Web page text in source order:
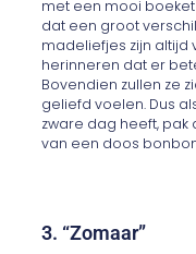
met een mooi
dat een groot
madeliefjes zijn altijd
herinneren dat er
Bovendien zullen ze
geliefd voelen. Dus
zware dag heeft,
van een doos
3. “Zomaar”